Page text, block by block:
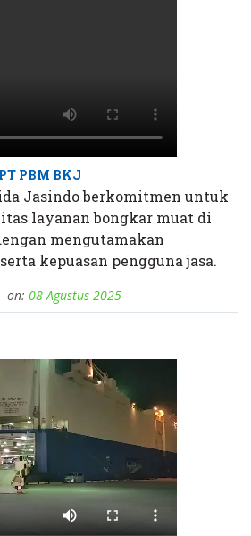
PBM BKJ
Jasindo berkomitmen untuk
layanan bongkar muat di
mengutamakan
kepuasan pengguna jasa.
on: 08 Agustus 2025